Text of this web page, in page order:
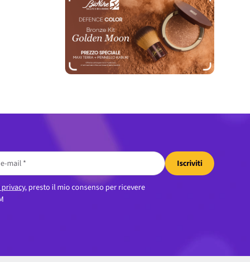
Iscriviti
, presto il mio consenso per ricevere